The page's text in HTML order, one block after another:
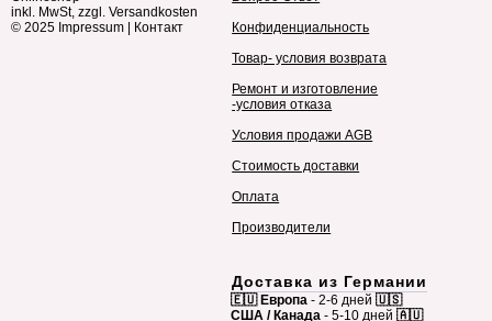
inkl. MwSt, zzgl. Versandkosten
© 2025 Impressum Контакт
Конфиденциальность
Товар- условия возврата
Ремонт и изготовление
-условия отказа
Условия продажи AGB
Стоимость доставки
Оплата
Производители
Доставка из Германии
🇪🇺 Европа - 2-6 дней 🇺🇸
США / Канада - 5-10 дней 🇦🇺